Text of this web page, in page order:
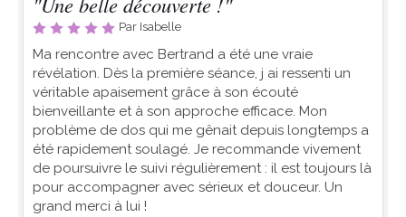
Par Isabelle
Ma rencontre avec Bertrand a été une vraie
révélation. Dès la première séance, j ai ressenti un
véritable apaisement grâce à son écouté
bienveillante et à son approche efficace. Mon
problème de dos qui me gênait depuis longtemps a
été rapidement soulagé. Je recommande vivement
de poursuivre le suivi régulièrement : il est toujours là
pour accompagner avec sérieux et douceur. Un
grand merci à lui !